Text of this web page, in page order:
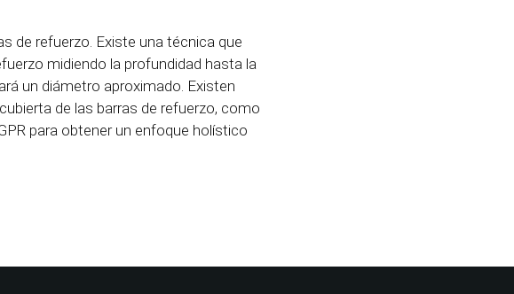
de refuerzo. Existe una técnica que
midiendo la profundidad hasta la
un diámetro aproximado. Existen
de las barras de refuerzo, como
para obtener un enfoque holístico